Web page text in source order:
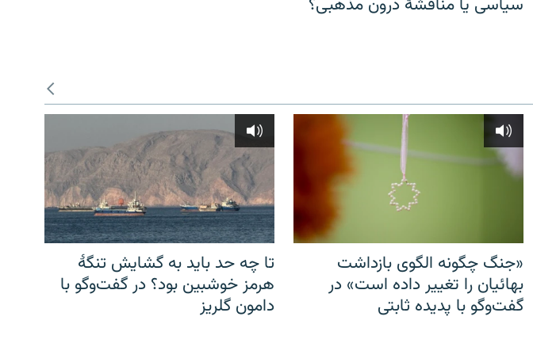
سیاسی یا مناقشهٔ درون مذهبی؟
«جنگ چگونه الگوی بازداشت
بهائیان را تغییر داده است» در
گفت‌وگو با پدیده ثابتی
تا چه حد باید به گشایش تنگهٔ
هرمز خوشبین بود؟ در گفت‌وگو با
دامون گلریز